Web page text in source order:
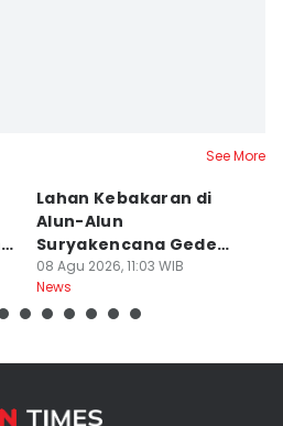
See More
Lahan Kebakaran di
Alun-Alun
Suryakencana Gede
Pangrango Capai 1
Hektare
08 Agu 2026, 11:03 WIB
News